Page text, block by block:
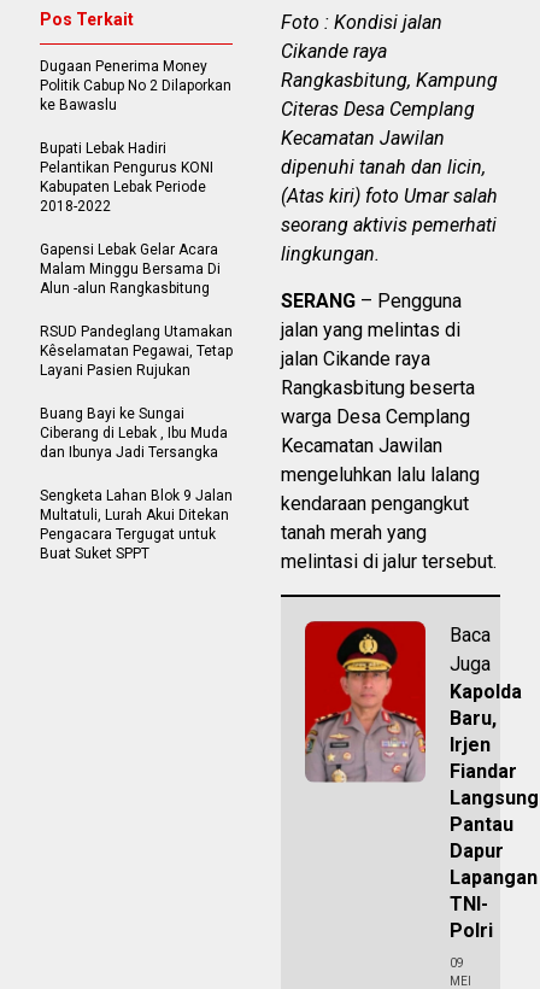
Foto : Kondisi jalan
Cikande raya
Rangkasbitung, Kampung
Citeras Desa Cemplang
Kecamatan Jawilan
dipenuhi tanah dan licin,
(Atas kiri) foto Umar salah
seorang aktivis pemerhati
lingkungan.
SERANG – Pengguna
jalan yang melintas di
jalan Cikande raya
Rangkasbitung beserta
warga Desa Cemplang
Kecamatan Jawilan
mengeluhkan lalu lalang
kendaraan pengangkut
tanah merah yang
melintasi di jalur tersebut.
Baca
Juga
Kapolda
Baru,
Irjen
Fiandar
Langsung
Pantau
Dapur
Lapangan
TNI-
Polri
09
MEI
Pos Terkait
Dugaan Penerima Money
Politik Cabup No 2 Dilaporkan
ke Bawaslu
Bupati Lebak Hadiri
Pelantikan Pengurus KONI
Kabupaten Lebak Periode
2018-2022
Gapensi Lebak Gelar Acara
Malam Minggu Bersama Di
Alun -alun Rangkasbitung
RSUD Pandeglang Utamakan
Kêselamatan Pegawai, Tetap
Layani Pasien Rujukan
Buang Bayi ke Sungai
Ciberang di Lebak , Ibu Muda
dan Ibunya Jadi Tersangka
Sengketa Lahan Blok 9 Jalan
Multatuli, Lurah Akui Ditekan
Pengacara Tergugat untuk
Buat Suket SPPT